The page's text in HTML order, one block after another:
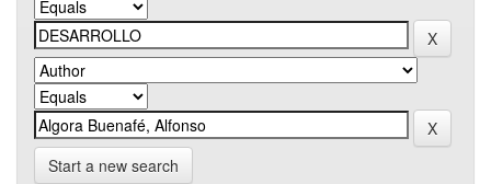
Start a new search